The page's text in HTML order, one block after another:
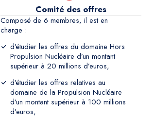
Comité des offres
Composé de 6 membres, il est en
charge :
d’étudier les offres du domaine Hors
Propulsion Nucléaire d’un montant
supérieur à 20 millions d’euros,
d’étudier les offres relatives au
domaine de la Propulsion Nucléaire
d’un montant supérieur à 100 millions
d’euros,